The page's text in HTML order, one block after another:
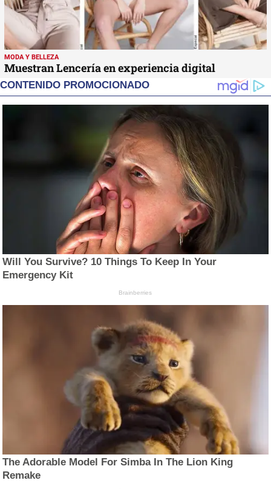
MODA Y BELLEZA
Muestran Lencería en experiencia digital
CONTENIDO PROMOCIONADO
Will You Survive? 10 Things To Keep In Your
Emergency Kit
Brainberries
The Adorable Model For Simba In The Lion King
Remake